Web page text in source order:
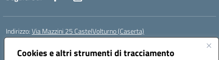
Cookies e altri strumenti di tracciamento
Indirizzo:Via Mazzini 25 CastelVolturno (Caserta)
Centralino:
Posta elettronica certificata (PEC):ceis014005@pec.istruzione.it